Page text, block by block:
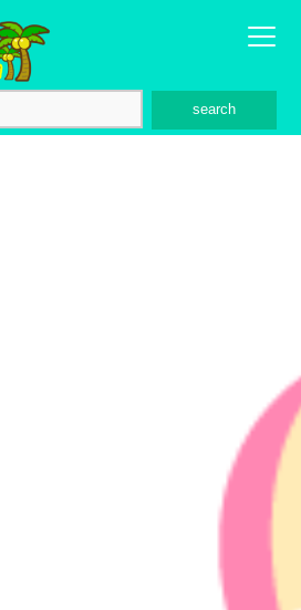
search